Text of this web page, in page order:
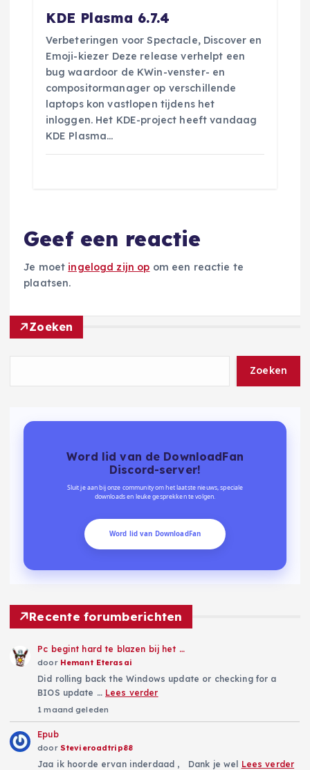
KDE Plasma 6.7.4
Verbeteringen voor Spectacle, Discover en
Emoji-kiezer Deze release verhelpt een
bug waardoor de KWin-venster- en
compositormanager op verschillende
laptops kon vastlopen tijdens het
inloggen. Het KDE-project heeft vandaag
KDE Plasma…
Geef een reactie
Je moet ingelogd zijn op om een reactie te
plaatsen.
Zoeken
Zoeken
Word lid van de DownloadFan
Discord-server!
Sluit je aan bij onze community om het laatste nieuws, speciale
downloads en leuke gesprekken te volgen.
Word lid van DownloadFan
Recente forumberichten
Pc begint hard te blazen bij het …
door Hemant Eterasai
Did rolling back the Windows update or checking for a
BIOS update … Lees verder
1 maand geleden
Epub
door Stevieroadtrip88
Jaa ik hoorde ervan inderdaad , Dank je wel Lees verder